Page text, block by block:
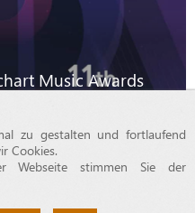
zu gestalten und fortlaufend
Cookies.
Webseite stimmen Sie der
Music Awards
OTAJI